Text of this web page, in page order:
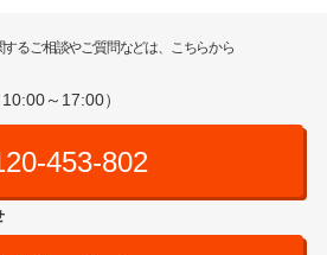
るご相談やご質問などは、こちらから
～17:00）
453-802